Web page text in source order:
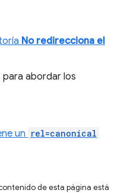
No redirecciona el
abordar los
un rel=canonical
de esta página está